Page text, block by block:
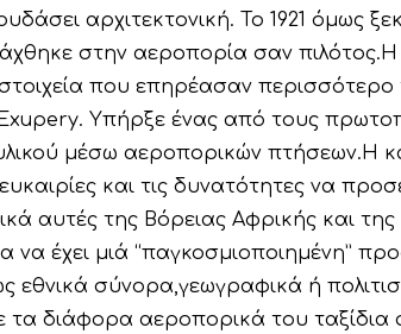
αρχιτεκτονική. Το 1921 όμως
στην αεροπορία σαν πιλότος.Η
που επηρέασαν
Υπήρξε ένας από τους
μέσω αεροπορικών πτήσεων.Η
και τις δυνατότητες να
αυτές της Βόρειας Αφρικής και
να έχει μιά “παγκοσμιοποιημένη”
εθνικά σύνορα,γεωγραφικά ή
διάφορα αεροπορικά του ταξίδια